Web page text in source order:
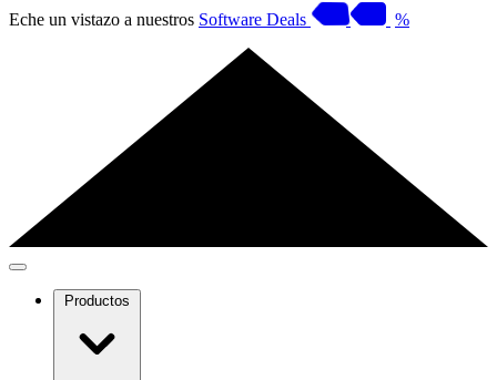
Eche un vistazo a nuestros Software Deals %
Productos